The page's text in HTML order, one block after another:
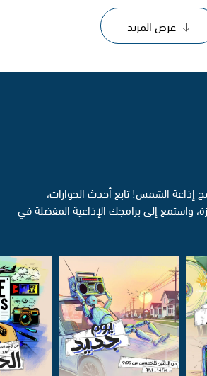
عرض المزيد
إذاعة الشمس! تابع أحدث الحوارات،
واستمع إلى برامجك الإذاعية المفضلة في